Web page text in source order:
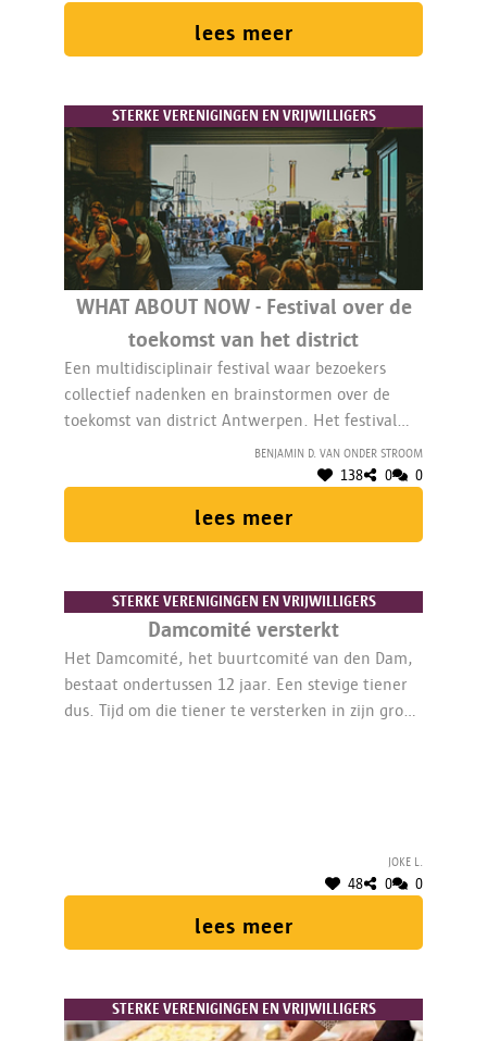
Uni(e)ke ambassadeurswerking. Een 3/10 VTE
lees meer
STERKE VERENIGINGEN EN VRIJWILLIGERS
WHAT ABOUT NOW - Festival over de
toekomst van het district
Een multidisciplinair festival waar bezoekers
collectief nadenken en brainstormen over de
toekomst van district Antwerpen. Het festival
gaat door op Stormkop en is een ontmoetingsdag
voor alle verenigingen, collectieven en
een projectmedewerker van 3/10 VTE.
Benjamin D. van Onder Stroom
138 0 0
lees meer
STERKE VERENIGINGEN EN VRIJWILLIGERS
Damcomité versterkt
Het Damcomité, het buurtcomité van den Dam,
bestaat ondertussen 12 jaar. Een stevige tiener
dus. Tijd om die tiener te versterken in zijn groei
Joke L.
48 0 0
lees meer
STERKE VERENIGINGEN EN VRIJWILLIGERS